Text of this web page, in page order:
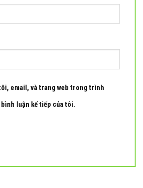
email, và trang web trong trình
luận kế tiếp của tôi.